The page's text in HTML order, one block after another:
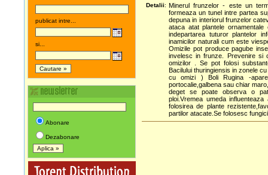
publicat intre...
si...
Abonare
Dezabonare
Detalii: Minerul frunzelor - este un
formeaza un tunel intre partea
depuna in interiorul frunzelor
ataca atat plantele
indepartarea tuturor plantelor
inamicilor naturali cum este
Omizile pot produce pagube
invelesc in frunze. Prevenire si
omizilor . Se pot folosi
Bacilului thuringiensis in zonele
cu omizi ) Boli Rugina -
portocalie,galbena sau chiar
deget se poate observa o
ploi.Vremea umeda
folosirea de plante
partilor atacate.Se folosesc